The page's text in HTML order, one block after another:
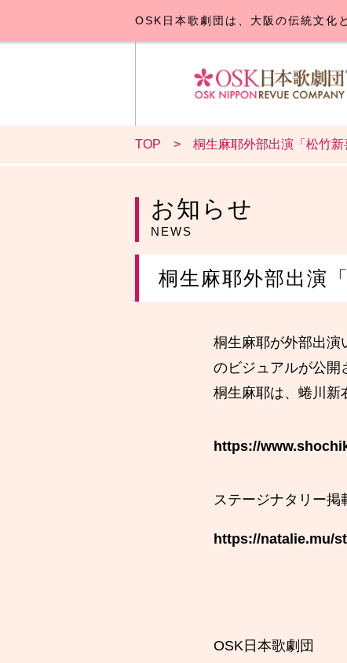
OSK日本歌劇団は、大阪の伝統文化
公演
お
OSK日本
TOP 桐生麻耶外部出演「松竹
お知らせ
NEWS
桐生麻耶外部出演
桐生麻耶が外部出演
のビジュアルが公開
桐生麻耶は、蜷川新
https://
ステージナタリー掲
https://natalie.mu/
OSK日本歌劇団